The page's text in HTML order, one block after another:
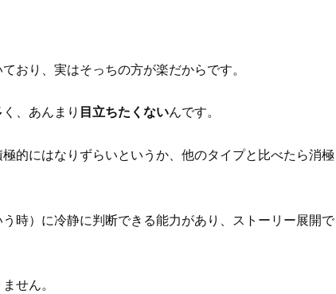
おり、実はそっちの方が楽だからです。
、あんまり 目立ちたくないんです。
的にはなりずらいというか、他のタイプと比べたら消極
時）に冷静に判断できる能力があり、ストーリー展開で
せん。